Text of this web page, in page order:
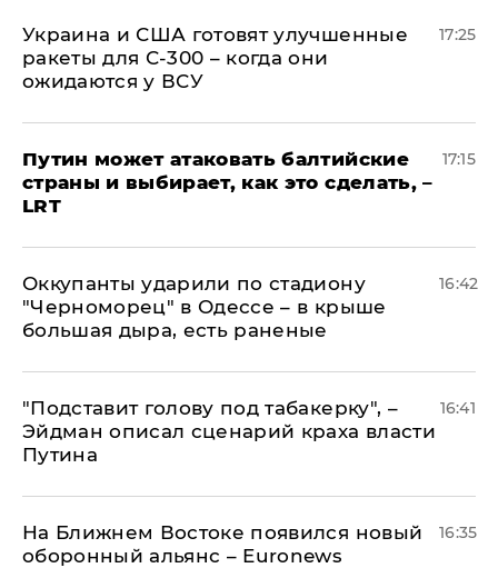
Украина и США готовят улучшенные
ракеты для С-300 – когда они
ожидаются у ВСУ
17:25
Путин может атаковать балтийские
страны и выбирает, как это сделать, –
LRT
17:15
Оккупанты ударили по стадиону
"Черноморец" в Одессе – в крыше
большая дыра, есть раненые
16:42
​"Подставит голову под табакерку", –
Эйдман описал сценарий краха власти
Путина
16:41
На Ближнем Востоке появился новый
оборонный альянс – Euronews
16:35